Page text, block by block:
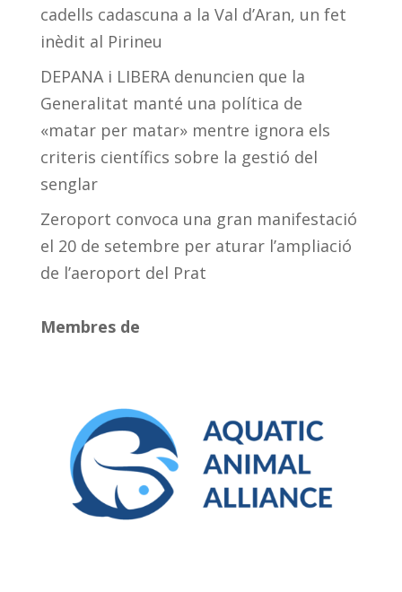
cadells cadascuna a la Val d’Aran, un fet
inèdit al Pirineu
DEPANA i LIBERA denuncien que la
Generalitat manté una política de
«matar per matar» mentre ignora els
criteris científics sobre la gestió del
senglar
Zeroport convoca una gran manifestació
el 20 de setembre per aturar l’ampliació
de l’aeroport del Prat
Membres de